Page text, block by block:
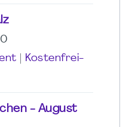
Kostenfrei-
- August